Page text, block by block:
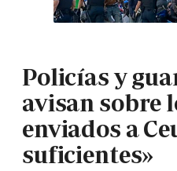
Policías y
avisan sobre
enviados a
suficientes»